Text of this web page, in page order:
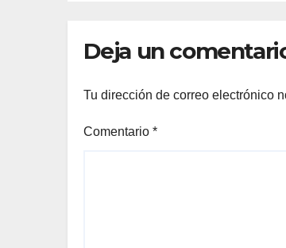
Deja un
Tu dirección de correo electrónico
Comentario *